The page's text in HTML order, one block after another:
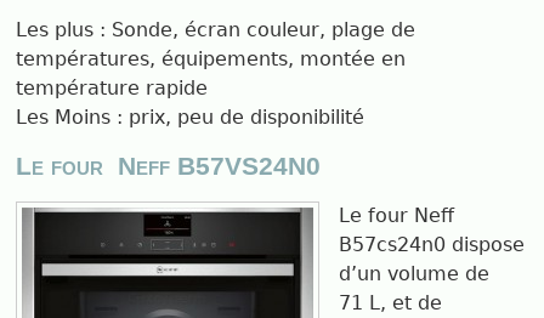
Les plus : Sonde, écran couleur, plage de
températures, équipements, montée en
température rapide
Les Moins : prix, peu de disponibilité
Le four Neff B57VS24N0
Le four Neff
B57cs24n0 dispose
d’un volume de
71 L, et de